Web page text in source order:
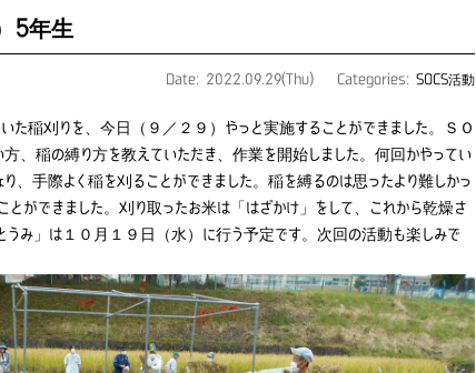
5年生
Date: 2022.09.29(Thu) Categories: SOCS活動
た稲刈りを、今日（９／２９）やっと実施することができました。ＳＯ
方、稲の縛り方を教えていただき、作業を開始しました。何回かやってい
、手際よく稲を刈ることができました。稲を縛るのは思ったより難しかっ
とができました。刈り取ったお米は「はざかけ」をして、これから乾燥さ
うみ」は１０月１９日（水）に行う予定です。次回の活動も楽しみで